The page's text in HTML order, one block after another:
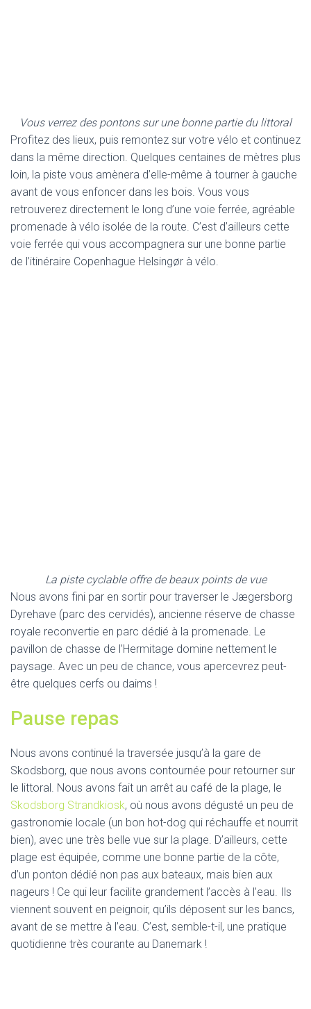
Vous verrez des pontons sur une bonne partie du littoral
Profitez des lieux, puis remontez sur votre vélo et continuez
dans la même direction. Quelques centaines de mètres plus
loin, la piste vous amènera d’elle-même à tourner à gauche
avant de vous enfoncer dans les bois. Vous vous
retrouverez directement le long d’une voie ferrée, agréable
promenade à vélo isolée de la route. C’est d’ailleurs cette
voie ferrée qui vous accompagnera sur une bonne partie
de l’itinéraire Copenhague Helsingør à vélo.
La piste cyclable offre de beaux points de vue
Nous avons fini par en sortir pour traverser le Jægersborg
Dyrehave (parc des cervidés), ancienne réserve de chasse
royale reconvertie en parc dédié à la promenade. Le
pavillon de chasse de l’Hermitage domine nettement le
paysage. Avec un peu de chance, vous apercevrez peut-
être quelques cerfs ou daims !
Pause repas
Nous avons continué la traversée jusqu’à la gare de
Skodsborg, que nous avons contournée pour retourner sur
le littoral. Nous avons fait un arrêt au café de la plage, le
Skodsborg Strandkiosk, où nous avons dégusté un peu de
gastronomie locale (un bon hot-dog qui réchauffe et nourrit
bien), avec une très belle vue sur la plage. D’ailleurs, cette
plage est équipée, comme une bonne partie de la côte,
d’un ponton dédié non pas aux bateaux, mais bien aux
nageurs ! Ce qui leur facilite grandement l’accès à l’eau. Ils
viennent souvent en peignoir, qu’ils déposent sur les bancs,
avant de se mettre à l’eau. C’est, semble-t-il, une pratique
quotidienne très courante au Danemark !